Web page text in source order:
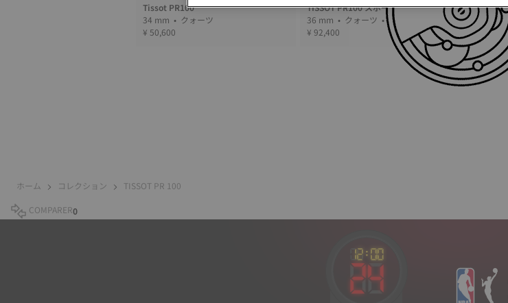
Tissot PR100
34 mm • クォーツ
¥ 50,600
TISSOT PR100 スポーツシック
36 mm • クォーツ • Diamonds
¥ 92,400
1 2
ホーム コレクション TISSOT PR 100
COMPARER0